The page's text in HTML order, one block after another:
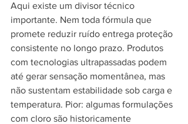
Aqui existe um divisor técnico
importante. Nem toda fórmula que
promete reduzir ruído entrega proteção
consistente no longo prazo. Produtos
com tecnologias ultrapassadas podem
até gerar sensação momentânea, mas
não sustentam estabilidade sob carga e
temperatura. Pior: algumas formulações
com cloro são historicamente